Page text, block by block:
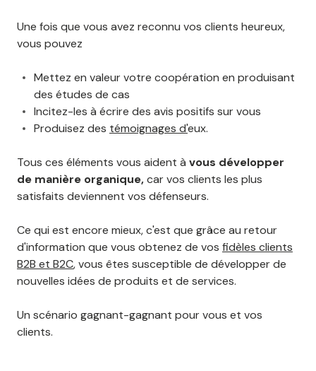
Une fois que vous avez reconnu vos clients heureux,
vous pouvez
Mettez en valeur votre coopération en produisant
des études de cas
Incitez-les à écrire des avis positifs sur vous
Produisez des témoignages d'eux.
Tous ces éléments vous aident à vous développer
de manière organique,car vos clients les plus
satisfaits deviennent vos défenseurs.
Ce qui est encore mieux, c'est que grâce au retour
d'information que vous obtenez de vos fidèles clients
B2B et B2C, vous êtes susceptible de développer de
nouvelles idées de produits et de services.
Un scénario gagnant-gagnant pour vous et vos
clients.